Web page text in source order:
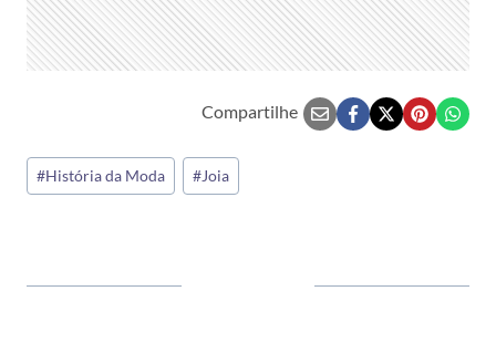
Compartilhe
Tags
do
#História da Moda #Joia